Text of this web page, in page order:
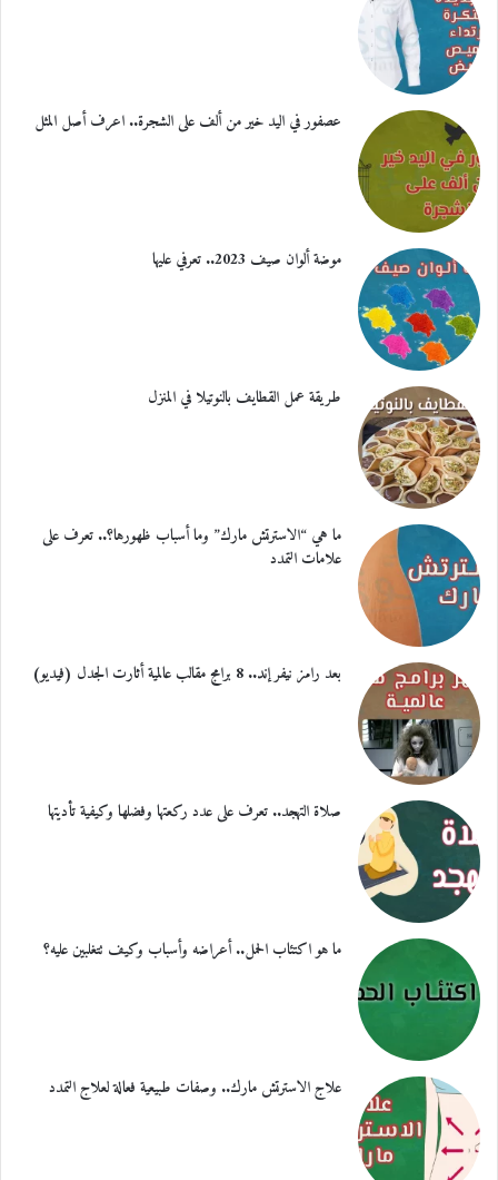
عصفور في اليد خير من ألف على الشجرة.. اعرف أصل المثل
موضة ألوان صيف 2023.. تعرفي عليها
طريقة عمل القطايف بالنوتيلا في المنزل
ما هي “الاسترتش مارك” وما أسباب ظهورها؟.. تعرف على
علامات التمدد
بعد رامز نيفر إند.. 8 برامج مقالب عالمية أثارت الجدل (فيديو)
صلاة التهجد.. تعرف على عدد ركعتها وفضلها وكيفية تأديتها
ما هو اكتئاب الحمل.. أعراضه وأسباب وكيف تتغلبين عليه؟
علاج الاسترتش مارك.. وصفات طبيعية فعالة لعلاج التمدد